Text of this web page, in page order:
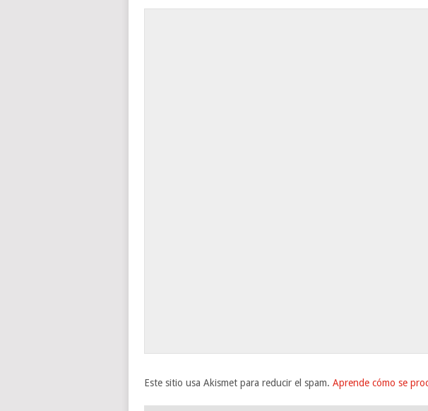
Este sitio usa Akismet para reducir el spam. Aprende cómo se